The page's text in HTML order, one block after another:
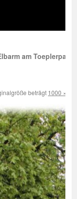
am Toeplerpark
beträgt 1000 ×